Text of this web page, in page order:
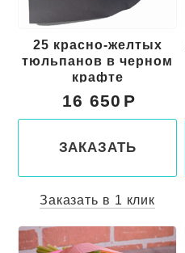
25 красно-желтых
тюльпанов в черном
крафте
16 650
ЗАКАЗАТЬ
Заказать в 1 клик